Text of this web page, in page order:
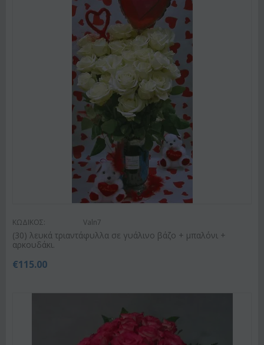
ΚΩΔΙΚΟΣ: Valn7
(30) λευκά τριαντάφυλλα σε γυάλινο βάζο + μπαλόνι +
αρκουδάκι.
€115.00